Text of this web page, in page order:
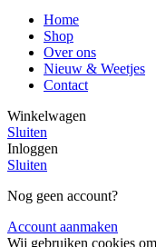
Home
Shop
Over ons
Nieuw & Weetjes
Contact
Winkelwagen
Sluiten
Inloggen
Sluiten
Nog geen account?
Account aanmaken
Wij gebruiken cookies